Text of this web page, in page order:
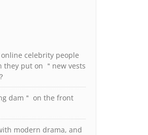
celebrity people
they put on ＂new vests
dam＂ on the front
modern drama, and